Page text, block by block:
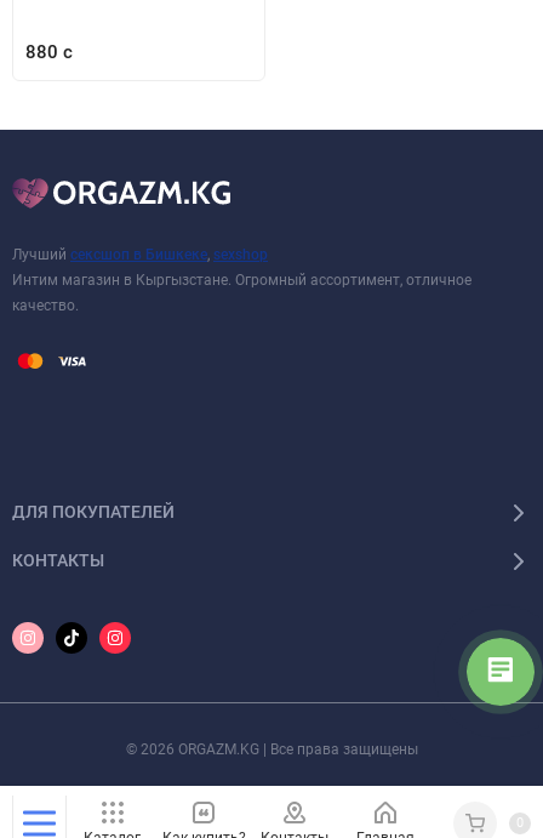
880 с
Лучший сексшоп в Бишкеке sexshop
Интим магазин в Кыргызстане. Огромный ассортимент, отличное
качество.
ДЛЯ ПОКУПАТЕЛЕЙ
КОНТАКТЫ
© 2026 ORGAZM.KG | Все права защищены
0